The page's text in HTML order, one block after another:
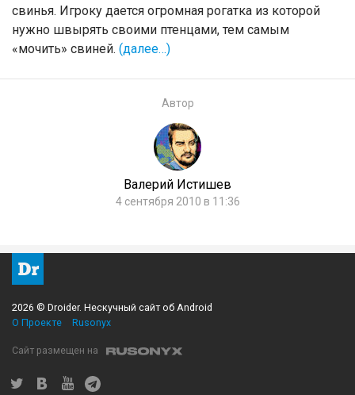
свинья. Игроку дается огромная рогатка из которой
нужно швырять своими птенцами, тем самым
«мочить» свиней. (далее…)
Автор
Валерий Истишев
4 сентября 2010 в 11:36
2026 © Droider. Нескучный сайт об Android
О Проекте
Rusonyx
Сайт размещен на